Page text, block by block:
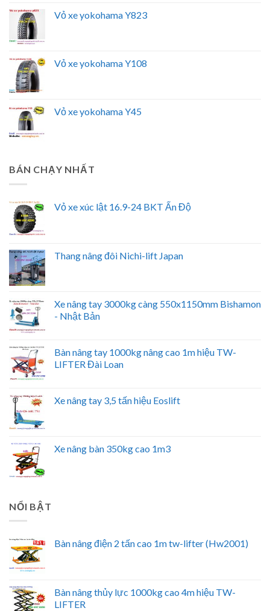
Vỏ xe yokohama Y823
Vỏ xe yokohama Y108
Vỏ xe yokohama Y45
BÁN CHẠY NHẤT
Vỏ xe xúc lật 16.9-24 BKT Ấn Độ
Thang nâng đôi Nichi-lift Japan
Xe nâng tay 3000kg càng 550x1150mm Bishamon
- Nhật Bản
Bàn nâng tay 1000kg nâng cao 1m hiệu TW-
LIFTER Đài Loan
Xe nâng tay 3,5 tấn hiệu Eoslift
Xe nâng bàn 350kg cao 1m3
NỔI BẬT
Bàn nâng điện 2 tấn cao 1m tw-lifter (Hw2001)
Bàn nâng thủy lực 1000kg cao 4m hiệu TW-
LIFTER